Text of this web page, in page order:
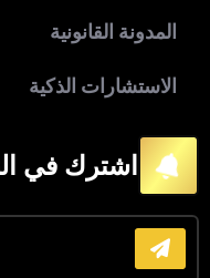
المدونة القانونية
الاستشارات الذكية
اشترك في